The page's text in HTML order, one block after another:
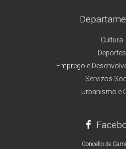
Cultura
Deportes
Emprego e
Servizos
Urbanismo e
Concello de